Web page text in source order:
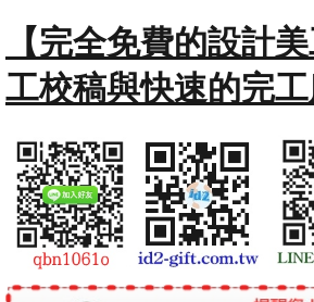
【完全免費的設計
工校稿與快速的完工